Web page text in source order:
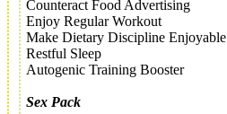
Counteract Food Advertising
Enjoy Regular Workout
Make Dietary Discipline Enjoyable
Restful Sleep
Autogenic Training Booster
Sex Pack